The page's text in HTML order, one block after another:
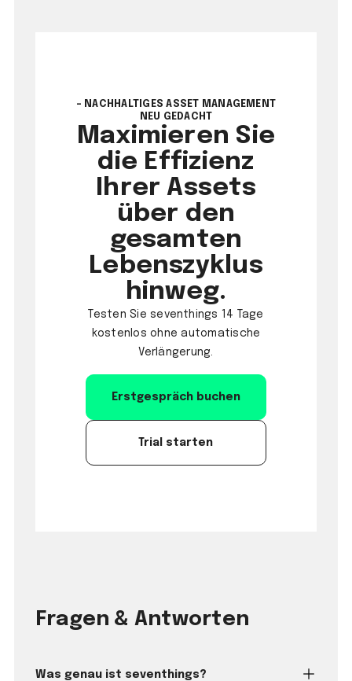
- NACHHALTIGES ASSET MANAGEMENT
NEU GEDACHT
Maximieren Sie
die Effizienz
Ihrer Assets
über den
gesamten
Lebenszyklus
hinweg.
Testen Sie seventhings 14 Tage
kostenlos ohne automatische
Verlängerung.
Erstgespräch buchen
Trial starten
Fragen & Antworten
Was genau ist seventhings?